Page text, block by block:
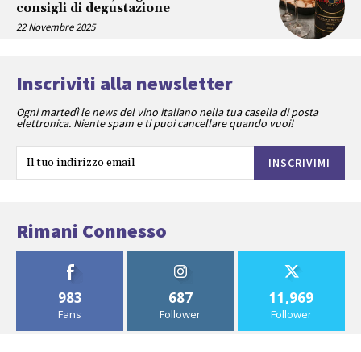
consigli di degustazione
22 Novembre 2025
Inscriviti alla newsletter
Ogni martedì le news del vino italiano nella tua casella di posta
elettronica. Niente spam e ti puoi cancellare quando vuoi!
INSCRIVIMI
Rimani Connesso
983
Fans
687
Follower
11,969
Follower